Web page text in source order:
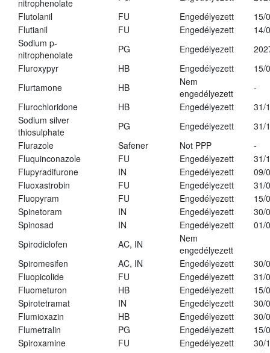
nitrophenolate
Flutolanil
FU Engedélyezett
15/
Flutianil
FU Engedélyezett
14/
Sodium p-
nitrophenolate
PG Engedélyezett
Fluroxypyr
HB Engedélyezett
15/
Flurtamone
HB
Nem
engedélyezett
-
Flurochloridone
HB Engedélyezett
31/
Sodium silver
thiosulphate
PG Engedélyezett
31/
Flurazole
Safener Not PPP
-
Fluquinconazole
FU Engedélyezett
31/
Flupyradifurone
IN Engedélyezett
09/
Fluoxastrobin
FU Engedélyezett
31/
Fluopyram
FU Engedélyezett
15/
Spinetoram
IN Engedélyezett
30/
Spinosad
IN Engedélyezett
01/
Spirodiclofen
AC, IN
Nem
engedélyezett
Spiromesifen
AC, IN Engedélyezett
30/
Fluopicolide
FU Engedélyezett
31/
Fluometuron
HB Engedélyezett
15/
Spirotetramat
IN Engedélyezett
30/
Flumioxazin
HB Engedélyezett
30/
Flumetralin
PG Engedélyezett
15/
Spiroxamine
FU Engedélyezett
30/